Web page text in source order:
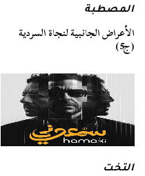
المصطبة
الأعراض الجانبية لنجاة السردية
(ج5)
التخت